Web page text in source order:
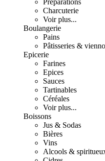
Préparations
Charcuterie
Voir plus...
Boulangerie
Pains
Pâtisseries &
Epicerie
Farines
Epices
Sauces
Tartinables
Céréales
Voir plus...
Boissons
Jus & Sodas
Bières
Vins
Alcools &